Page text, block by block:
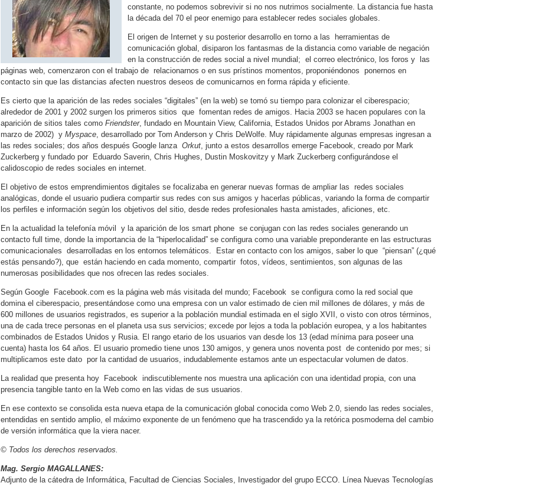
constante, no podemos sobrevivir si no nos nutrimos socialmente. La distancia fue hasta
la década del 70 el peor enemigo para establecer redes sociales globales.
El origen de Internet y su posterior desarrollo en torno a las herramientas de
comunicación global, disiparon los fantasmas de la distancia como variable de negación
en la construcción de redes social a nivel mundial; el correo electrónico, los foros y las
páginas web, comenzaron con el trabajo de relacionarnos o en sus prístinos momentos, proponiéndonos ponernos en
contacto sin que las distancias afecten nuestros deseos de comunicarnos en forma rápida y eficiente.
Es cierto que la aparición de las redes sociales “digitales” (en la web) se tomó su tiempo para colonizar el ciberespacio;
alrededor de 2001 y 2002 surgen los primeros sitios que fomentan redes de amigos. Hacia 2003 se hacen populares con la
aparición de sitios tales como Friendster, fundado en Mountain View, California, Estados Unidos por Abrams Jonathan en
marzo de 2002) y Myspace, desarrollado por Tom Anderson y Chris DeWolfe. Muy rápidamente algunas empresas ingresan a
las redes sociales; dos años después Google lanza Orkut, junto a estos desarrollos emerge Facebook, creado por Mark
Zuckerberg y fundado por Eduardo Saverin, Chris Hughes, Dustin Moskovitzy y Mark Zuckerberg configurándose el
calidoscopio de redes sociales en internet.
El objetivo de estos emprendimientos digitales se focalizaba en generar nuevas formas de ampliar las redes sociales
analógicas, donde el usuario pudiera compartir sus redes con sus amigos y hacerlas públicas, variando la forma de compartir
los perfiles e información según los objetivos del sitio, desde redes profesionales hasta amistades, aficiones, etc.
En la actualidad la telefonía móvil y la aparición de los smart phone se conjugan con las redes sociales generando un
contacto full time, donde la importancia de la “hiperlocalidad” se configura como una variable preponderante en las estructuras
comunicacionales desarrolladas en los entornos telemáticos. Estar en contacto con los amigos, saber lo que “piensan” (¿qué
estás pensando?), que están haciendo en cada momento, compartir fotos, vídeos, sentimientos, son algunas de las
numerosas posibilidades que nos ofrecen las redes sociales.
Según Google Facebook.com es la página web más visitada del mundo; Facebook se configura como la red social que
domina el ciberespacio, presentándose como una empresa con un valor estimado de cien mil millones de dólares, y más de
600 millones de usuarios registrados, es superior a la población mundial estimada en el siglo XVII, o visto con otros términos,
una de cada trece personas en el planeta usa sus servicios; excede por lejos a toda la población europea, y a los habitantes
combinados de Estados Unidos y Rusia. El rango etario de los usuarios van desde los 13 (edad mínima para poseer una
cuenta) hasta los 64 años. El usuario promedio tiene unos 130 amigos, y genera unos noventa post de contenido por mes; si
multiplicamos este dato por la cantidad de usuarios, indudablemente estamos ante un espectacular volumen de datos.
La realidad que presenta hoy Facebook indiscutiblemente nos muestra una aplicación con una identidad propia, con una
presencia tangible tanto en la Web como en las vidas de sus usuarios.
En ese contexto se consolida esta nueva etapa de la comunicación global conocida como Web 2.0, siendo las redes sociales,
entendidas en sentido amplio, el máximo exponente de un fenómeno que ha trascendido ya la retórica posmoderna del cambio
de versión informática que la viera nacer.
© Todos los derechos reservados.
Mag. Sergio MAGALLANES:
Adjunto de la cátedra de Informática, Facultad de Ciencias Sociales, Investigador del grupo ECCO. Línea Nuevas Tecnologías